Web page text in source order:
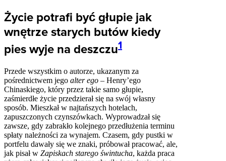
Życie potrafi być głupie jak
wnętrze starych butów kiedy
pies wyje na deszczu1
Przede wszystkim o autorze, ukazanym za
pośrednictwem jego alter ego – Henry’ego
Chinaskiego, który przez takie samo głupie,
zaśmierdłe życie przedzierał się na swój własny
sposób. Mieszkał w najtańszych hotelach,
zapuszczonych czynszówkach. Wyprowadzał się
zawsze, gdy zabrakło kolejnego przedłużenia terminu
spłaty należności za wynajem. Czasem, gdy pustki w
portfelu dawały się we znaki, próbował pracować, ale,
jak pisał w Zapiskach starego świntucha, każda praca